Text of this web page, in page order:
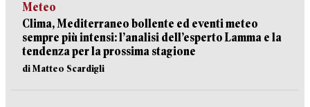
Meteo
Clima, Mediterraneo bollente ed eventi meteo
sempre più intensi: l’analisi dell’esperto Lamma e la
tendenza per la prossima stagione
di Matteo Scardigli